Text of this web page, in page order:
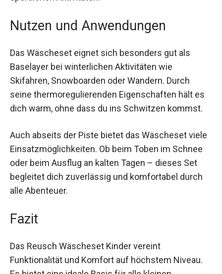
besonders bei sportlichen Aktivitäten.
Nutzen und Anwendungen
Das Wäscheset eignet sich besonders gut als
Baselayer bei winterlichen Aktivitäten wie
Skifahren, Snowboarden oder Wandern. Durch
seine thermoregulierenden Eigenschaften hält es
dich warm, ohne dass du ins Schwitzen kommst.
Auch abseits der Piste bietet das Wäscheset
viele Einsatzmöglichkeiten. Ob beim Toben im
Schnee oder beim Ausflug an kalten Tagen –
dieses Set begleitet dich zuverlässig und
komfortabel durch alle Abenteuer.
Fazit
Das Reusch Wäscheset Kinder vereint
Funktionalität und Komfort auf höchstem Niveau.